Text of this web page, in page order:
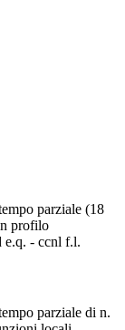
parziale (18
profilo
e.q. - ccnl f.l.
parziale di n.